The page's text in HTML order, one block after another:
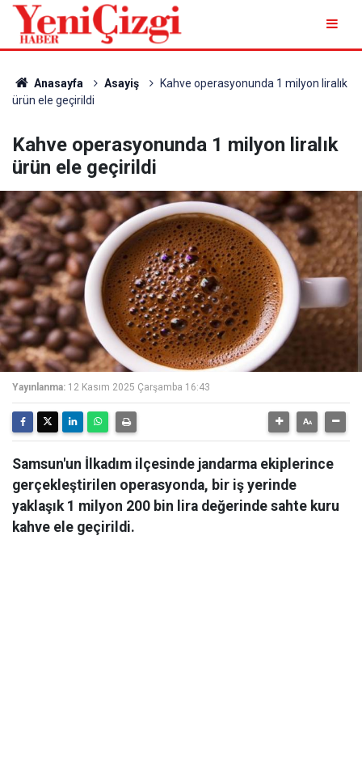
Anasayfa Asayiş
Kahve operasyonunda 1 milyon liralık
ürün ele geçirildi
Kahve operasyonunda 1 milyon liralık
ürün ele geçirildi
Yayınlanma: 12 Kasım 2025 Çarşamba 16:43
Samsun'un İlkadım ilçesinde jandarma ekiplerince
gerçekleştirilen operasyonda, bir iş yerinde
yaklaşık 1 milyon 200 bin lira değerinde sahte kuru
kahve ele geçirildi.